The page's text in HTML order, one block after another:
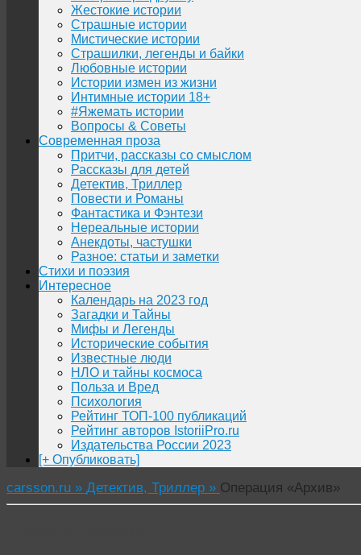
Жестокие истории
Страшные истории
Мистические истории
Страшилки, легенды и байки
Любовные истории
Истории измен из жизни
Интимные истории 18+
#Яжемать истории
Вопросы & Советы
Современная проза
Притчи, рассказы со смыслом
Рассказы для детей
Детектив, Триллер
Повести и Романы
Фантастика и Фэнтези
Нереальные истории
Анекдоты, частушки
Разное: статьи и заметки
Стихи и поэзия
Интересное
Календарь на 2023 год
Загадки и Тайны
Мифы и Легенды
Исторические события
Известные люди
НЛО и тайны космоса
Польза и Вред
Психология
Рейтинг ТОП-100 публикаций
Рейтинг авторов IstoriiPro.ru
Издательства России 2023
[+ Опубликовать]
carsson.ru » Детектив, Триллер » Операция «Архив»